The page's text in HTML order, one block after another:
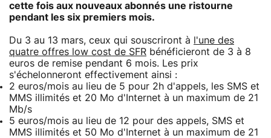
cette fois aux nouveaux abonnés une ristourne
pendant les six premiers mois.
Du 3 au 13 mars, ceux qui souscriront à
l'une des
quatre offres low cost de SFR bénéficieront de 3 à 8
euros de remise pendant 6 mois. Les prix
s'échelonneront effectivement ainsi :
2 euros/mois au lieu de 5 pour 2h d'appels, les SMS et
MMS illimités et 20 Mo d'Internet à un maximum de 21
Mb/s
5 euros/mois au lieu de 12 pour des appels, SMS et
MMS illimités et 50 Mo d'Internet à un maximum de 21